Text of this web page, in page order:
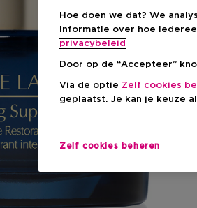
Hoe doen we dat? We
informatie over hoe
privacybeleid
Door op de “Accepteer”
Via de optie Zelf cookies
geplaatst. Je kan je keuze
Zelf cookies beheren